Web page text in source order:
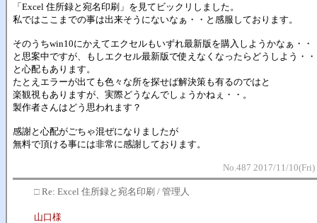
「Excel 住所録と宛名印刷」を見てビックリしました。
私ではここまでの事は出来そうにないなぁ・・と感服しております。
そのうちwin10にかえてエクセルもいずれ最新版を購入しようかなぁ・・
と思案中ですが、もしエクセル最新版で使えなくなったらどうしよう・
と心配もあります。
たとえエラーが出ても色々な所を探せば解決策も有るのではと
楽観視もありますが、実際どうなんでしょうかねぇ・・。
製作者さんはどう思われます？
感謝と心配がごちゃ混ぜになりましたが
無料で頂ける事には非常に感謝しております。
No.487 2017/11/
□ Re: Excel 住所録と宛名印刷 / 管理人
山口様